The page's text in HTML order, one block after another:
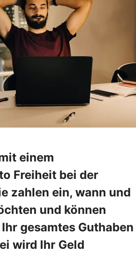
einem
Freiheit bei der
zahlen ein, wann und
und können
gesamtes Guthaben
wird Ihr Geld